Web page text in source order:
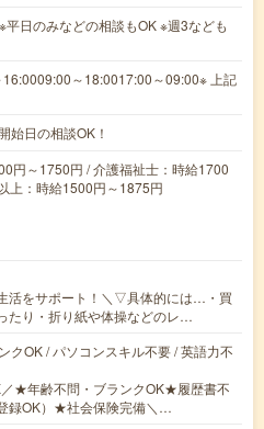
平日のみなどの相談もOK ※週3なども
16:0009:00～18:0017:00～09:00※ 上記
日の相談OK！
円～1750円 / 介護福祉士：時給1700
上：時給1500円～1875円
活をサポート！＼▽具体的には…・買
たり・折り紙や体操などのレ…
クOK / パソコンスキル不要 / 英語力不
★年齢不問・ブランクOK★履歴書不
録OK）★社会保険完備＼…